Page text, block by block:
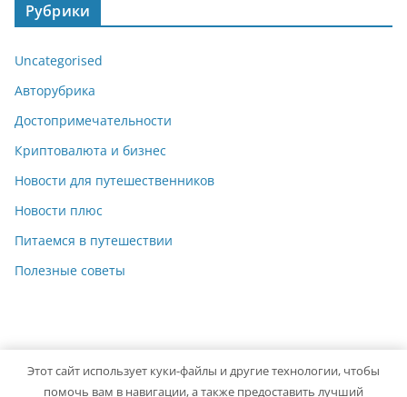
Рубрики
Uncategorised
Авторубрика
Достопримечательности
Криптовалюта и бизнес
Новости для путешественников
Новости плюс
Питаемся в путешествии
Полезные советы
Copyright © 2026 Travelbox27. Powered byColorMagand
Этот сайт использует куки-файлы и другие технологии, чтобы
помочь вам в навигации, а также предоставить лучший